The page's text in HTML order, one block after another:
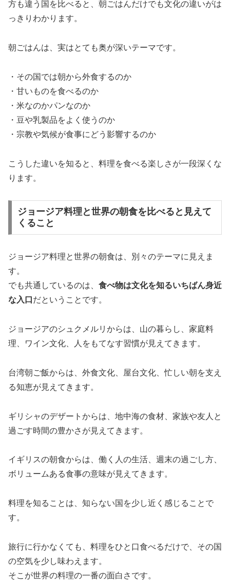
方も違う国を比べると、朝ごはんだけでも文化の違いがは
っきりわかります。
朝ごはんは、実はとても奥が深いテーマです。
・その国では朝から外食するのか
・甘いものを食べるのか
・米なのかパンなのか
・豆や乳製品をよく使うのか
・宗教や気候が食事にどう影響するのか
こうした違いを知ると、料理を食べる楽しさが一段深くな
ります。
ジョージア料理と世界の朝食を比べると見えて
くること
ジョージア料理と世界の朝食は、別々のテーマに見えま
す。
でも共通しているのは、 食べ物は文化を知るいちばん身近
な入口 だということです。
ジョージアのシュクメルリからは、山の暮らし、家庭料
理、ワイン文化、人をもてなす習慣が見えてきます。
台湾朝ご飯からは、外食文化、屋台文化、忙しい朝を支え
る知恵が見えてきます。
ギリシャのデザートからは、地中海の食材、家族や友人と
過ごす時間の豊かさが見えてきます。
イギリスの朝食からは、働く人の生活、週末の過ごし方、
ボリュームある食事の意味が見えてきます。
料理を知ることは、知らない国を少し近く感じることで
す。
旅行に行かなくても、料理をひと口食べるだけで、その国
の空気を少し味わえます。
そこが世界の料理の一番の面白さです。